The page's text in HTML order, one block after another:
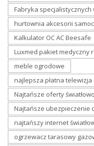
Fabryka
hurtownia akcesorii
Kalkulator OC AC Beesafe
Luxmed pakiet medyczny
meble ogrodowe
najlepsza płatna
Najtańsze oferty
Najtańsze ubezpieczenie
najtańszy internet
ogrzewacz tarasowy